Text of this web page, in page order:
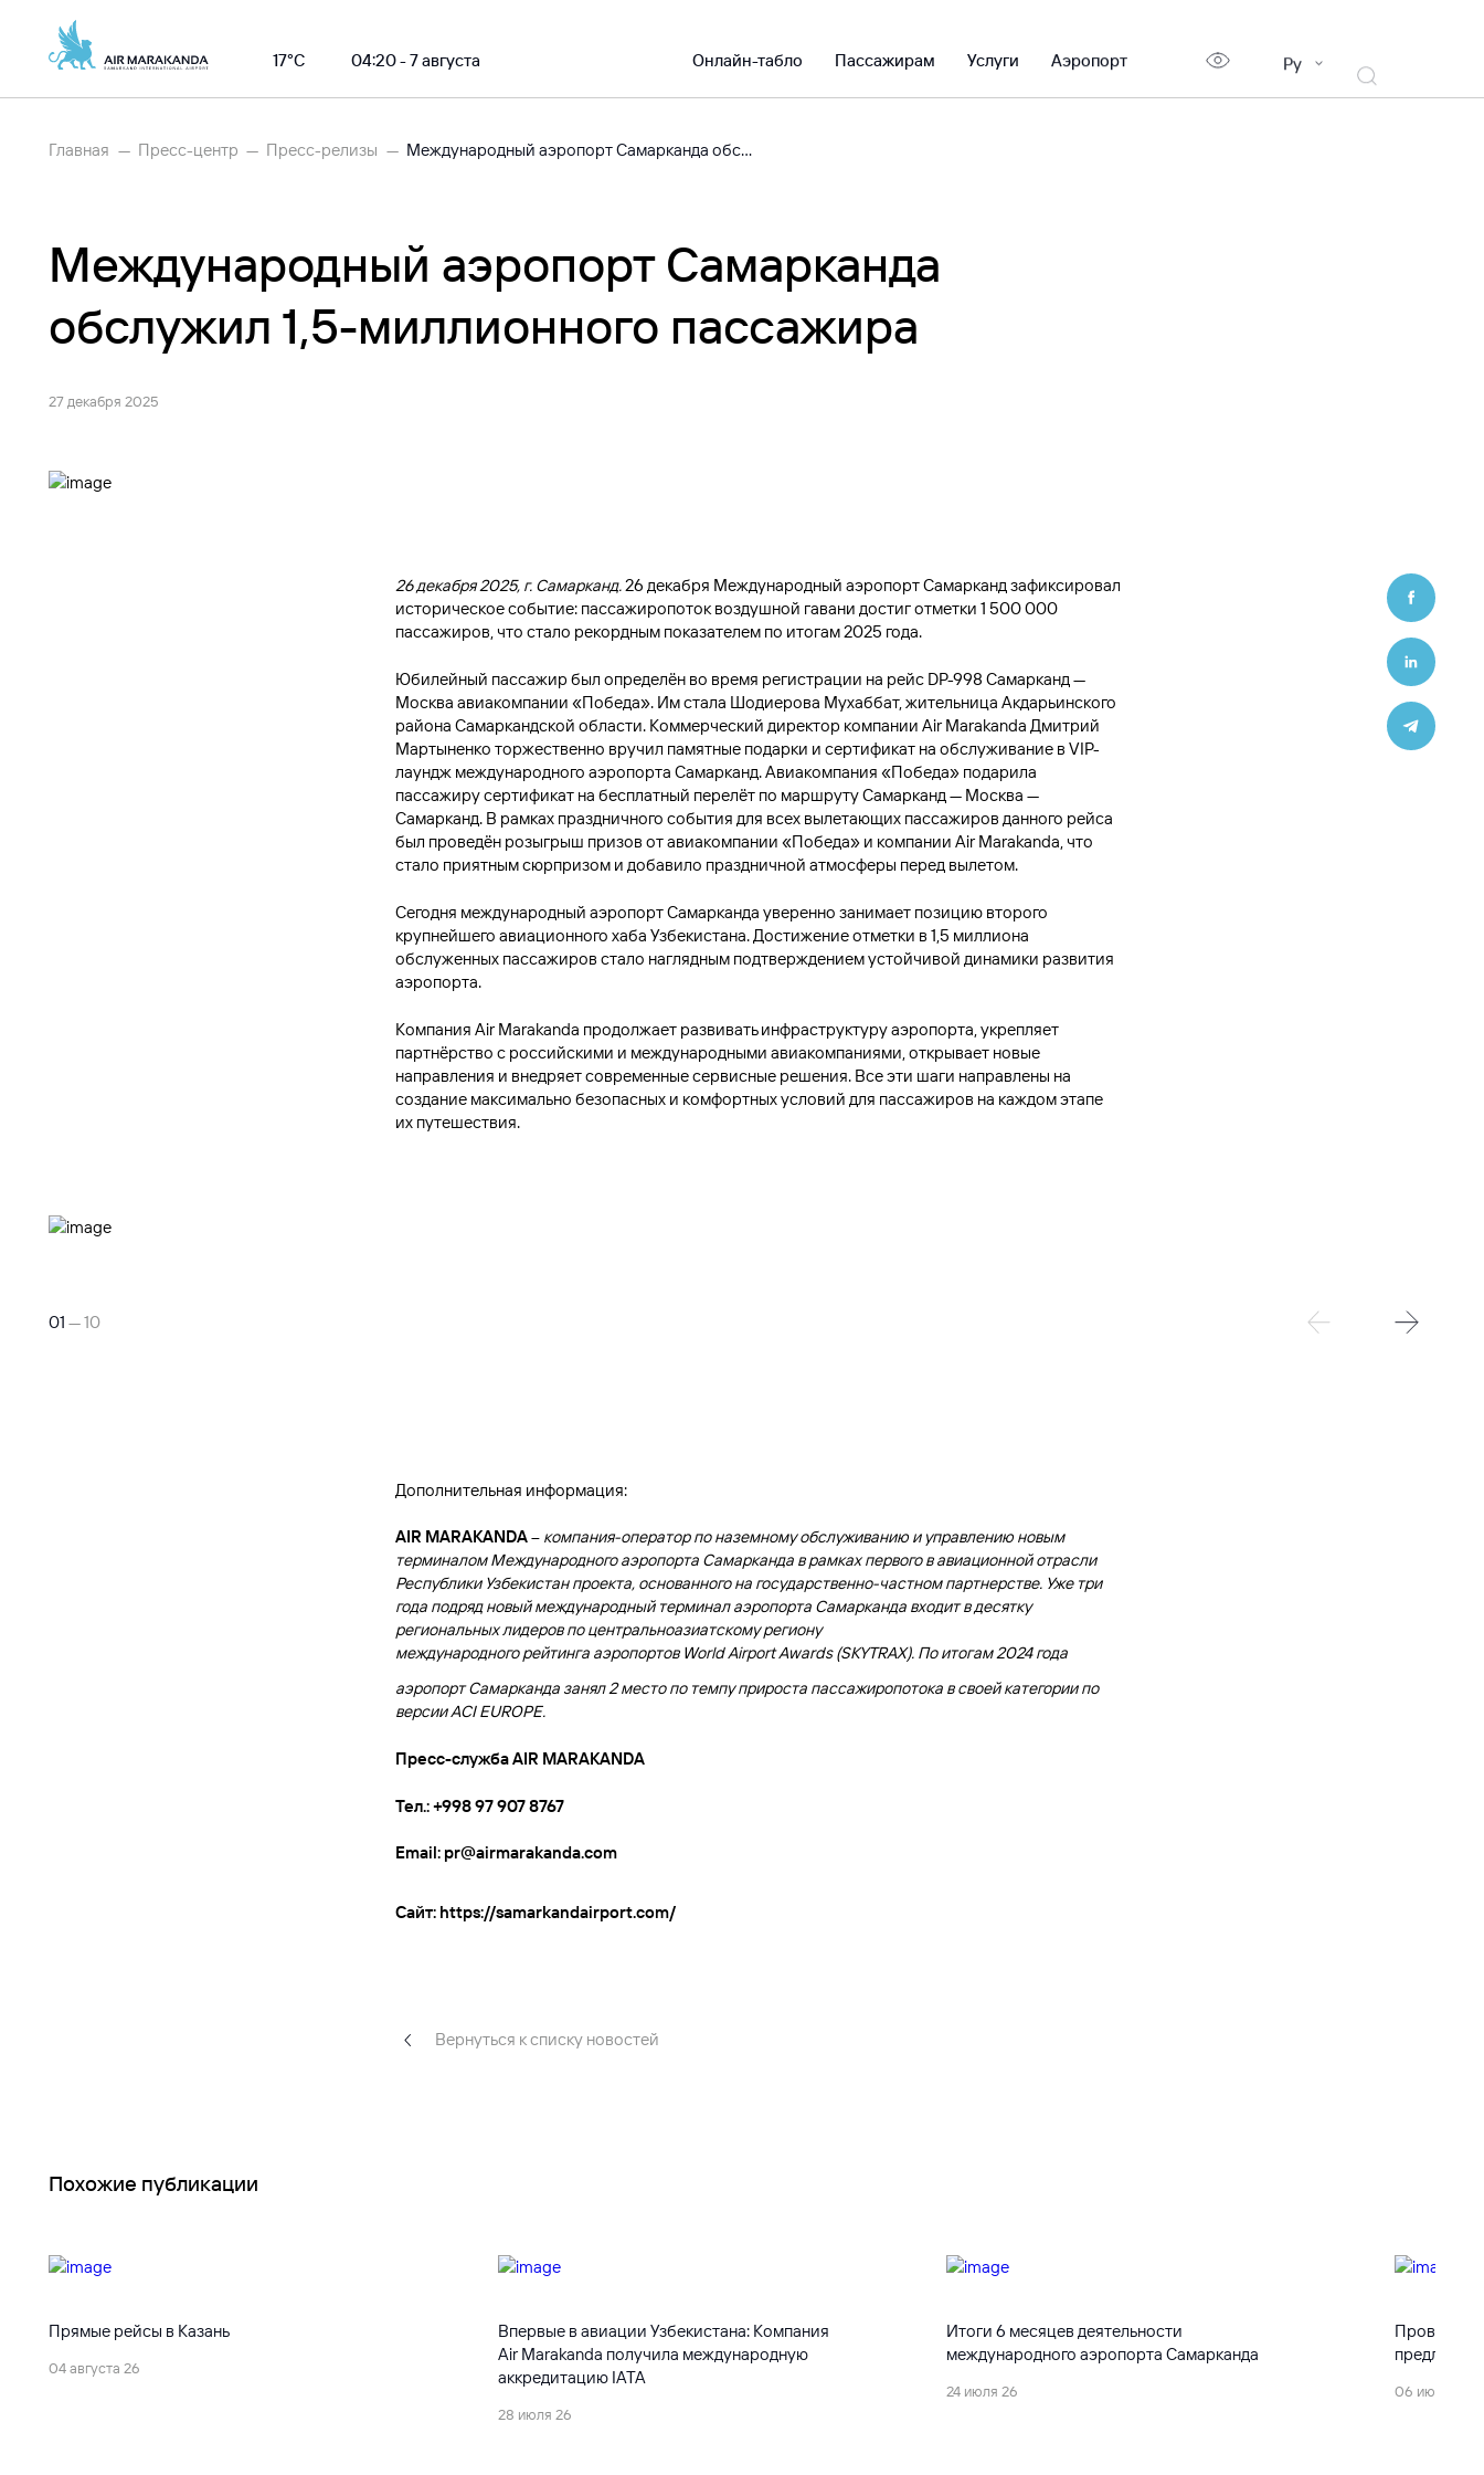
17°С 04:20 - 7 августа Онлайн-табло Пассажирам Услуги Аэропорт Ру
Главная Пресс-центр Пресс-релизы Международный аэропорт Самарканда обслужил 1,5-миллионного пассажира
Международный аэропорт Самарканда
обслужил 1,5-миллионного пассажира
27 декабря 2025
26 декабря 2025, г. Самарканд.26 декабря Международный аэропорт Самарканд зафиксировал
историческое событие: пассажиропоток воздушной гавани достиг отметки 1 500 000
пассажиров, что стало рекордным показателем по итогам 2025 года.
Юбилейный пассажир был определён во время регистрации на рейс DP-998 Самарканд —
Москва авиакомпании «Победа». Им стала Шодиерова Мухаббат, жительница Акдарьинского
района Самаркандской области. Коммерческий директор компании Air Marakanda Дмитрий
Мартыненко торжественно вручил памятные подарки и сертификат на обслуживание в VIP-
лаундж международного аэропорта Самарканд. Авиакомпания «Победа» подарила
пассажиру сертификат на бесплатный перелёт по маршруту Самарканд — Москва —
Самарканд. В рамках праздничного события для всех вылетающих пассажиров данного рейса
был проведён розыгрыш призов от авиакомпании «Победа» и компании Air Marakanda, что
стало приятным сюрпризом и добавило праздничной атмосферы перед вылетом.
Сегодня международный аэропорт Самарканда уверенно занимает позицию второго
крупнейшего авиационного хаба Узбекистана. Достижение отметки в 1,5 миллиона
обслуженных пассажиров стало наглядным подтверждением устойчивой динамики развития
аэропорта.
Компания Air Marakanda продолжает развивать инфраструктуру аэропорта, укрепляет
партнёрство с российскими и международными авиакомпаниями, открывает новые
направления и внедряет современные сервисные решения. Все эти шаги направлены на
создание максимально безопасных и комфортных условий для пассажиров на каждом этапе
их путешествия.
01 — 10
Дополнительная информация:
AIR MARAKANDA– компания-оператор по наземному обслуживанию и управлению новым
терминалом Международного аэропорта Самарканда в рамках первого в авиационной отрасли
Республики Узбекистан проекта, основанного на государственно-частном партнерстве. Уже три
года подряд новый международный терминал аэропорта Самарканда входит в десятку
региональных лидеров по центральноазиатскому региону
международного рейтинга аэропортов World Airport Awards (SKYTRAX). По итогам 2024 года
аэропорт Самарканда занял 2 место по темпу прироста пассажиропотока в своей категории по
версии ACI EUROPE.
Пресс-служба AIR MARAKANDA
Тел.: +998 97 907 8767
Email: pr@airmarakanda.com
Сайт: https://samarkandairport.com/
Вернуться к списку новостей
Похожие публикации
Прямые рейсы в Казань
04 августа 26
Впервые в авиации Узбекистана: Компания
Air Marakanda получила международную
аккредитацию IATA
28 июля 26
Итоги 6 месяцев деятельности
международного аэропорта Самарканда
24 июля 26 06 июля 26